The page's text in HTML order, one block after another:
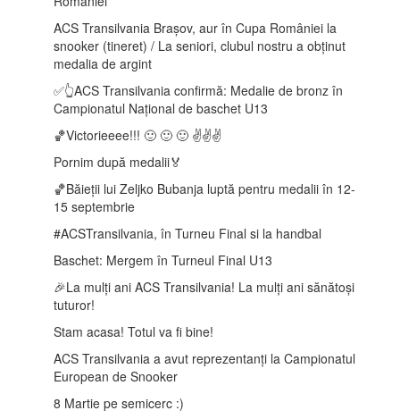
ACS Transilvania Brașov, aur în Cupa României la
snooker (tineret) / La seniori, clubul nostru a obținut
medalia de argint
✅👆ACS Transilvania confirmă: Medalie de bronz în
Campionatul Național de baschet U13
🏀Victorieeee!!! 🙂 🙂 🙂 ✌️✌️✌️
Pornim după medalii🏅
🏀Băieții lui Zeljko Bubanja luptă pentru medalii în 12-
15 septembrie
️#ACSTransilvania, în Turneu Final si la handbal
Baschet: Mergem în Turneul Final U13
🎉La mulți ani ACS Transilvania! La mulți ani sănătoși
tuturor!
Stam acasa! Totul va fi bine!
ACS Transilvania a avut reprezentanți la Campionatul
European de Snooker
8 Martie pe semicerc :)